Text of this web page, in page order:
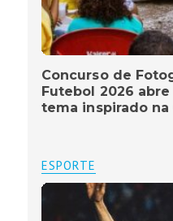
Concurso de
Futebol 2026
tema inspirado
ESPORTE